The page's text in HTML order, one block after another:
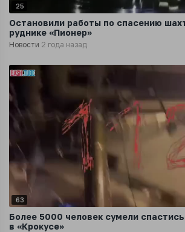
25
Остановили работы по спасению
руднике «Пионер»
Новости 2 года назад
63
Более 5000 человек сумели
в «Крокусе»